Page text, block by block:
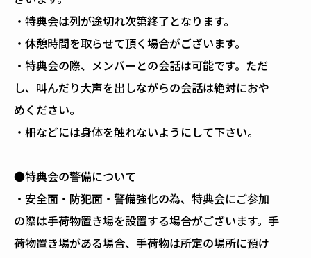
・特典会は列が途切れ次第終了となります。
・休憩時間を取らせて頂く場合がございます。
・特典会の際、メンバーとの会話は可能です。ただ
し、叫んだり大声を出しながらの会話は絶対におや
めください。
・柵などには身体を触れないようにして下さい。
●特典会の警備について
・安全面・防犯面・警備強化の為、特典会にご参加
の際は手荷物置き場を設置する場合がございます。手
荷物置き場がある場合、手荷物は所定の場所に預け